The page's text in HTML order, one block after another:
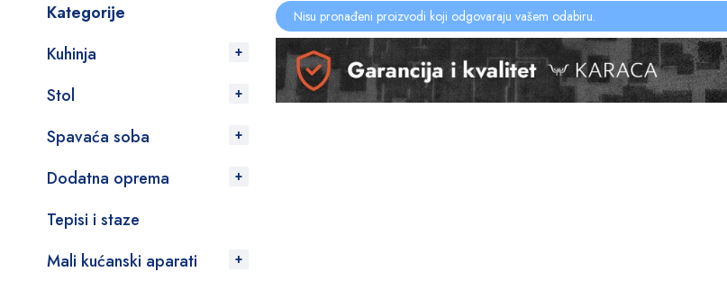
Kategorije
Kuhinja
Stol
Spavaća soba
Dodatna oprema
Tepisi i staze
Mali kućanski aparati
Nisu pronađeni proizvodi koji odgovaraju vašem odabiru.